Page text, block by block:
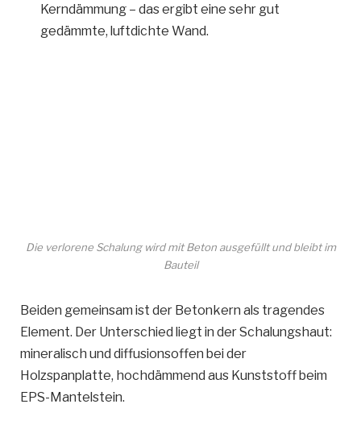
Kerndämmung – das ergibt eine sehr gut
gedämmte, luftdichte Wand.
Die verlorene Schalung wird mit Beton ausgefüllt und bleibt im
Bauteil
Beiden gemeinsam ist der Betonkern als tragendes
Element. Der Unterschied liegt in der Schalungshaut:
mineralisch und diffusionsoffen bei der
Holzspanplatte, hochdämmend aus Kunststoff beim
EPS-Mantelstein.